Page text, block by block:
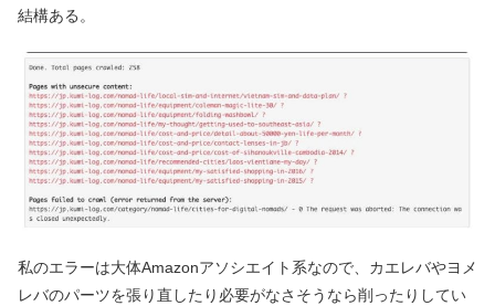
結構ある。
私のエラーは大体Amazonアソシエイト系なので、カエレバやヨメ
レバのパーツを張り直したり必要がなさそうなら削ったりしてい